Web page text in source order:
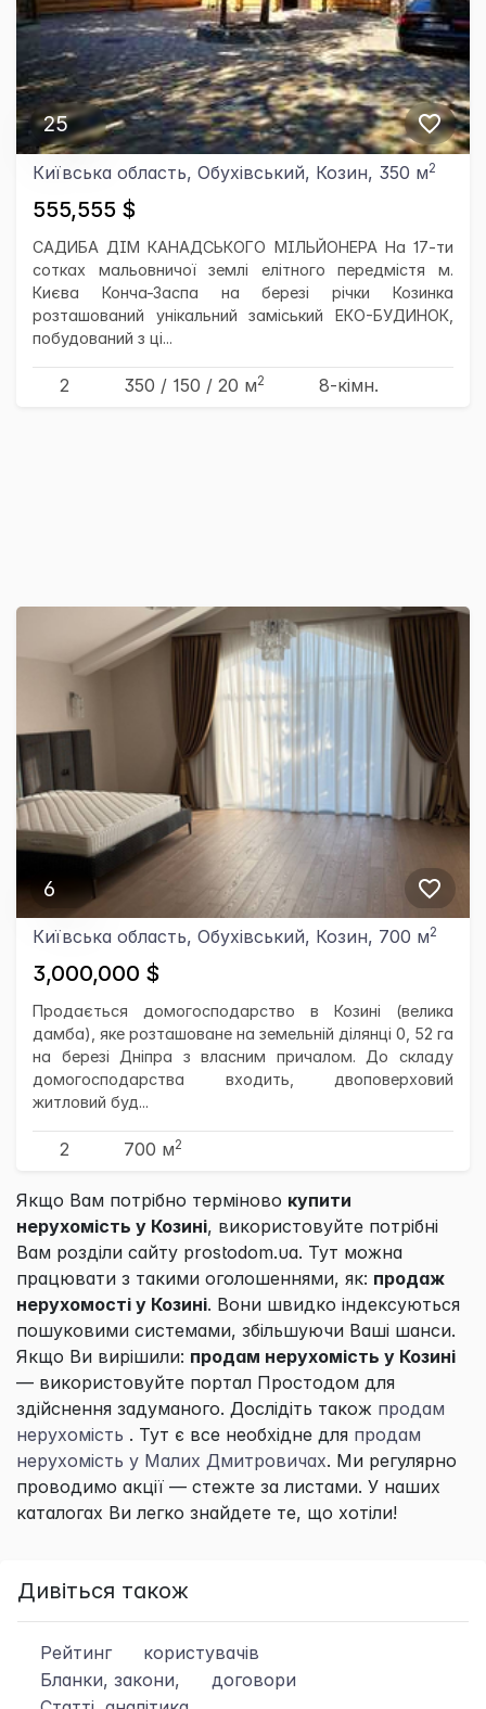
25
Київська область, Обухівський, Козин, 350 м2
555,555 $
САДИБА ДІМ КАНАДСЬКОГО МІЛЬЙОНЕРА На 17-ти
сотках мальовничої землі елітного передмістя м.
Києва Конча-Заспа на березі річки Козинка
розташований унікальний заміський ЕКО-БУДИНОК,
побудований з ці...
2 350 / 150 / 20 м2 8-кімн.
6
Київська область, Обухівський, Козин, 700 м2
3,000,000 $
Продається домогосподарство в Козині (велика
дамба), яке розташоване на земельній ділянці 0, 52 га
на березі Дніпра з власним причалом. До складу
домогосподарства входить, двоповерховий
житловий буд...
2 700 м2
Якщо Вам потрібно терміново купити
нерухомість у Козині, використовуйте потрібні
Вам розділи сайту prostodom.ua. Тут можна
працювати з такими оголошеннями, як: продаж
нерухомості у Козині. Вони швидко індексуються
пошуковими системами, збільшуючи Ваші шанси.
Якщо Ви вирішили: продам нерухомість у Козині
— використовуйте портал Простодом для
здійснення задуманого. Дослідіть також продам
нерухомість . Тут є все необхідне для продам
нерухомість у Малих Дмитровичах. Ми регулярно
проводимо акції — стежте за листами. У наших
каталогах Ви легко знайдете те, що хотіли!
Дивіться також
Рейтинг
користувачів
Бланки, закони,
договори